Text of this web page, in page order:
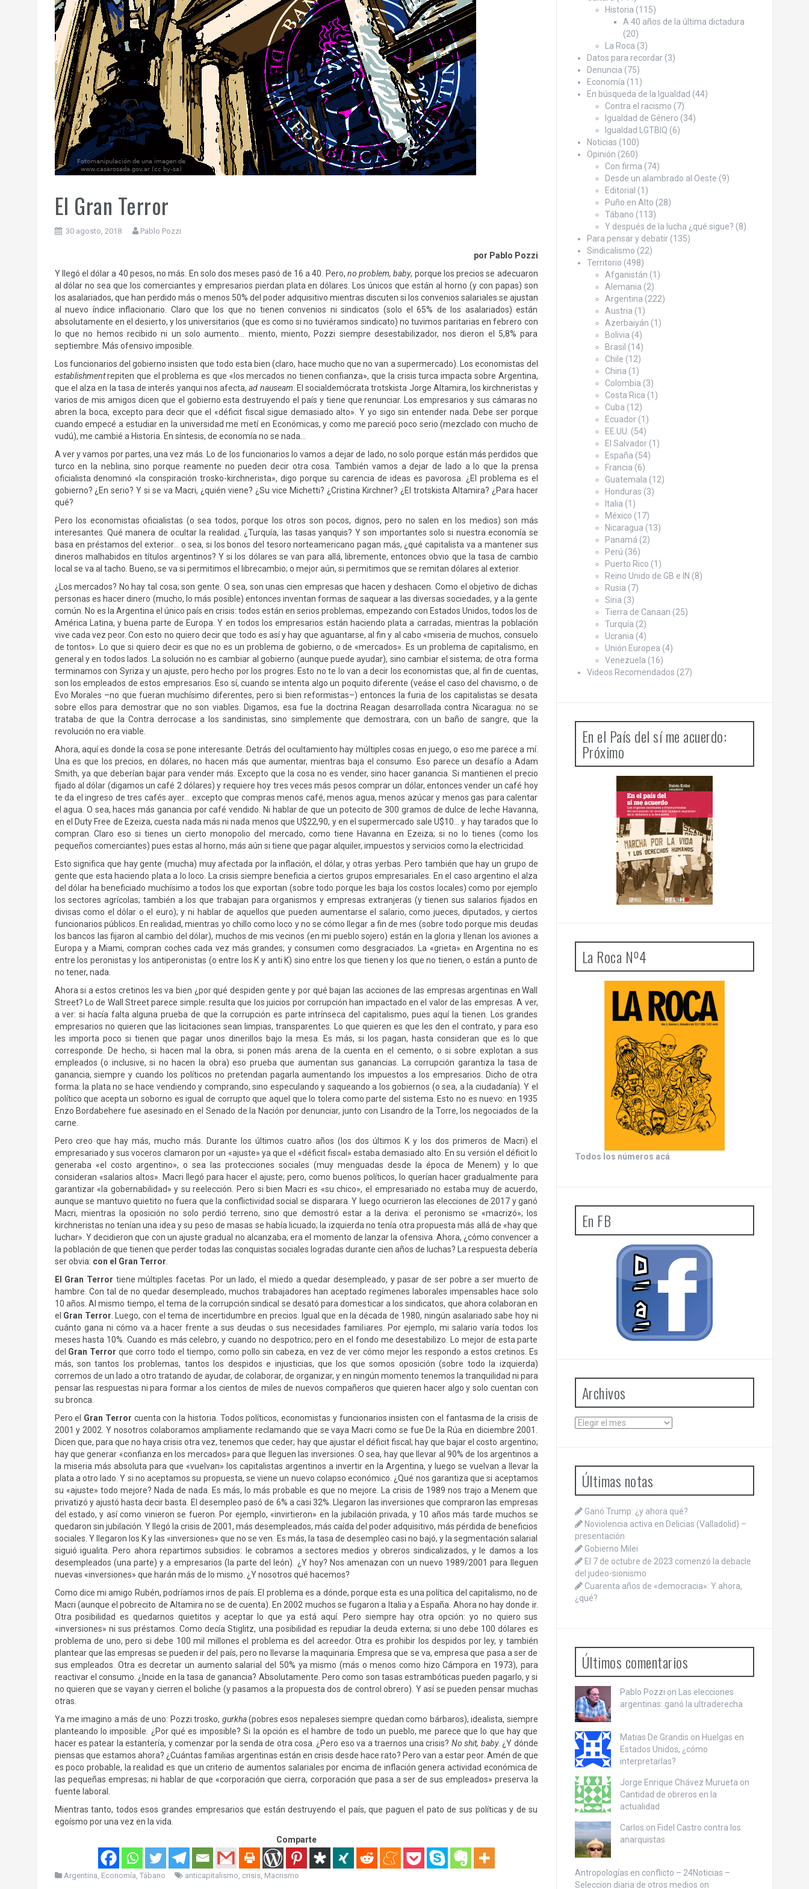
El Gran Terror
30 agosto, 2018 Pablo Pozzi
por Pablo Pozzi
Y llegó el dólar a 40 pesos, no más. En solo dos meses pasó de 16 a 40. Pero, no problem, baby, porque los precios se adecuaron
al dólar no sea que los comerciantes y empresarios pierdan plata en dólares. Los únicos que están al horno (y con papas) son
los asalariados, que han perdido más o menos 50% del poder adquisitivo mientras discuten si los convenios salariales se ajustan
al nuevo índice inflacionario. Claro que los que no tienen convenios ni sindicatos (solo el 65% de los asalariados) están
absolutamente en el desierto, y los universitarios (que es como si no tuviéramos sindicato) no tuvimos paritarias en febrero con
lo que no hemos recibido ni un solo aumento… miento, miento, Pozzi siempre desestabilizador, nos dieron el 5,8% para
septiembre. Más ofensivo imposible.
Los funcionarios del gobierno insisten que todo esta bien (claro, hace mucho que no van a supermercado). Los economistas del
establishmentrepiten que el problema es que «los mercados no tienen confianza», que la crisis turca impacta sobre Argentina,
que el alza en la tasa de interés yanqui nos afecta,ad nauseam . El socialdemócrata trotskista Jorge Altamira, los kirchneristas y
varios de mis amigos dicen que el gobierno esta destruyendo el país y tiene que renunciar. Los empresarios y sus cámaras no
abren la boca, excepto para decir que el «déficit fiscal sigue demasiado alto». Y yo sigo sin entender nada. Debe ser porque
cuando empecé a estudiar en la universidad me metí en Económicas, y como me pareció poco serio (mezclado con mucho de
vudú), me cambié a Historia. En síntesis, de economía no se nada…
A ver y vamos por partes, una vez más. Lo de los funcionarios lo vamos a dejar de lado, no solo porque están más perdidos que
turco en la neblina, sino porque reamente no pueden decir otra cosa. También vamos a dejar de lado a lo que la prensa
oficialista denominó «la conspiración trosko-kirchnerista», digo porque su carencia de ideas es pavorosa. ¿El problema es el
gobierno? ¿En serio? Y si se va Macri, ¿quién viene? ¿Su vice Michetti? ¿Cristina Kirchner? ¿El trotskista Altamira? ¿Para hacer
qué?
Pero los economistas oficialistas (o sea todos, porque los otros son pocos, dignos, pero no salen en los medios) son más
interesantes. Qué manera de ocultar la realidad. ¿Turquía, las tasas yanquis? Y son importantes solo si nuestra economía se
basa en préstamos del exterior… o sea, si los bonos del tesoro norteamericano pagan más, ¿qué capitalista va a mantener sus
dineros malhabidos en títulos argentinos? Y si los dólares se van para allá, libremente, entonces obvio que la tasa de cambio
local se va al tacho. Bueno, se va si permitimos el librecambio; o mejor aún, si permitimos que se remitan dólares al exterior.
¿Los mercados? No hay tal cosa; son gente. O sea, son unas cien empresas que hacen y deshacen. Como el objetivo de dichas
personas es hacer dinero (mucho, lo más posible) entonces inventan formas de saquear a las diversas sociedades, y a la gente
común. No es la Argentina el único país en crisis: todos están en serios problemas, empezando con Estados Unidos, todos los de
América Latina, y buena parte de Europa. Y en todos los empresarios están haciendo plata a carradas, mientras la población
vive cada vez peor. Con esto no quiero decir que todo es así y hay que aguantarse, al fin y al cabo «miseria de muchos, consuelo
de tontos». Lo que si quiero decir es que no es un problema de gobierno, o de «mercados». Es un problema de capitalismo, en
general y en todos lados. La solución no es cambiar al gobierno (aunque puede ayudar), sino cambiar el sistema; de otra forma
terminamos con Syriza y un ajuste, pero hecho por los progres. Esto no te lo van a decir los economistas que, al fin de cuentas,
son los empleados de estos empresarios. Eso sí, cuando se intenta algo un poquito diferente (veáse el caso del chavismo, o de
Evo Morales –no que fueran muchísimo diferentes, pero si bien reformistas–) entonces la furia de los capitalistas se desata
sobre ellos para demostrar que no son viables. Digamos, esa fue la doctrina Reagan desarrollada contra Nicaragua: no se
trataba de que la Contra derrocase a los sandinistas, sino simplemente que demostrara, con un baño de sangre, que la
revolución no era viable.
Ahora, aquí es donde la cosa se pone interesante. Detrás del ocultamiento hay múltiples cosas en juego, o eso me parece a mí.
Una es que los precios, en dólares, no hacen más que aumentar, mientras baja el consumo. Eso parece un desafío a Adam
Smith, ya que deberían bajar para vender más. Excepto que la cosa no es vender, sino hacer ganancia. Si mantienen el precio
fijado al dólar (digamos un café 2 dólares) y requiere hoy tres veces más pesos comprar un dólar, entonces vender un café hoy
te da el ingreso de tres cafés ayer… excepto que compras menos café, menos agua, menos azúcar y menos gas para calentar
el agua. O sea, haces más ganancia por café vendido. Ni hablar de que un potecito de 300 gramos de dulce de leche Havanna,
en el Duty Free de Ezeiza, cuesta nada más ni nada menos que U$22,90, y en el supermercado sale U$10… y hay tarados que lo
compran. Claro eso si tienes un cierto monopolio del mercado, como tiene Havanna en Ezeiza; si no lo tienes (como los
pequeños comerciantes) pues estas al horno, más aún si tiene que pagar alquiler, impuestos y servicios como la electricidad.
Esto significa que hay gente (mucha) muy afectada por la inflación, el dólar, y otras yerbas. Pero también que hay un grupo de
gente que esta haciendo plata a lo loco. La crisis siempre beneficia a ciertos grupos empresariales. En el caso argentino el alza
del dólar ha beneficiado muchísimo a todos los que exportan (sobre todo porque les baja los costos locales) como por ejemplo
los sectores agrícolas; también a los que trabajan para organismos y empresas extranjeras (y tienen sus salarios fijados en
divisas como el dólar o el euro); y ni hablar de aquellos que pueden aumentarse el salario, como jueces, diputados, y ciertos
funcionarios públicos. En realidad, mientras yo chillo como loco y no se cómo llegar a fin de mes (sobre todo porque mis deudas
los bancos las fijaron al cambio del dólar), muchos de mis vecinos (en mi pueblo sojero) están en la gloria y llenan los aviones a
Europa y a Miami, compran coches cada vez más grandes; y consumen como desgraciados. La «grieta» en Argentina no es
entre los peronistas y los antiperonistas (o entre los K y anti K) sino entre los que tienen y los que no tienen, o están a punto de
no tener, nada.
Ahora si a estos cretinos les va bien ¿por qué despiden gente y por qué bajan las acciones de las empresas argentinas en Wall
Street? Lo de Wall Street parece simple: resulta que los juicios por corrupción han impactado en el valor de las empresas. A ver,
a ver: si hacía falta alguna prueba de que la corrupción es parte intrínseca del capitalismo, pues aquí la tienen. Los grandes
empresarios no quieren que las licitaciones sean limpias, transparentes. Lo que quieren es que les den el contrato, y para eso
les importa poco si tienen que pagar unos dinerillos bajo la mesa. Es más, si los pagan, hasta consideran que es lo que
corresponde. De hecho, si hacen mal la obra, si ponen más arena de la cuenta en el cemento, o si sobre explotan a sus
empleados (o inclusive, si no hacen la obra) eso prueba que aumentan sus ganancias. La corrupción garantiza la tasa de
ganancia, siempre y cuando los políticos no pretendan pagarla aumentando los impuestos a los empresarios. Dicho de otra
forma: la plata no se hace vendiendo y comprando, sino especulando y saqueando a los gobiernos (o sea, a la ciudadanía). Y el
político que acepta un soborno es igual de corrupto que aquel que lo tolera como parte del sistema. Esto no es nuevo: en 1935
Enzo Bordabehere fue asesinado en el Senado de la Nación por denunciar, junto con Lisandro de la Torre, los negociados de la
carne.
Pero creo que hay más, mucho más. Durante los últimos cuatro años (los dos últimos K y los dos primeros de Macri) el
empresariado y sus voceros clamaron por un «ajuste» ya que el «déficit fiscal» estaba demasiado alto. En su versión el déficit lo
generaba «el costo argentino», o sea las protecciones sociales (muy menguadas desde la época de Menem) y lo que
consideran «salarios altos». Macri llegó para hacer el ajuste; pero, como buenos políticos, lo querían hacer gradualmente para
garantizar «la gobernabilidad» y su reelección. Pero si bien Macri es «su chico», el empresariado no estaba muy de acuerdo,
aunque se mantuvo quietito no fuera que la conflictividad social se disparara. Y luego ocurrieron las elecciones de 2017 y ganó
Macri, mientras la oposición no solo perdió terreno, sino que demostró estar a la deriva: el peronismo se «macrizó»; los
kirchneristas no tenían una idea y su peso de masas se había licuado; la izquierda no tenía otra propuesta más allá de «hay que
luchar». Y decidieron que con un ajuste gradual no alcanzaba; era el momento de lanzar la ofensiva. Ahora, ¿cómo convencer a
la población de que tienen que perder todas las conquistas sociales logradas durante cien años de luchas? La respuesta debería
ser obvia: con el Gran Terror
El Gran Terror tiene múltiples facetas. Por un lado, el miedo a quedar desempleado, y pasar de ser pobre a ser muerto de
hambre. Con tal de no quedar desempleado, muchos trabajadores han aceptado regímenes laborales impensables hace solo
10 años. Al mismo tiempo, el tema de la corrupción sindical se desató para domesticar a los sindicatos, que ahora colaboran en
el Gran Terror . Luego, con el tema de incertidumbre en precios. Igual que en la década de 1980, ningún asalariado sabe hoy ni
cuánto gana ni cómo va a hacer frente a sus deudas o sus necesidades familiares. Por ejemplo, mi salario varía todos los
meses hasta 10%. Cuando es más celebro, y cuando no despotrico; pero en el fondo me desestabilizo. Lo mejor de esta parte
del Gran Terror que corro todo el tiempo, como pollo sin cabeza, en vez de ver cómo mejor les respondo a estos cretinos. Es
más, son tantos los problemas, tantos los despidos e injusticias, que los que somos oposición (sobre todo la izquierda)
corremos de un lado a otro tratando de ayudar, de colaborar, de organizar, y en ningún momento tenemos la tranquilidad ni para
pensar las respuestas ni para formar a los cientos de miles de nuevos compañeros que quieren hacer algo y solo cuentan con
su bronca.
Pero el Gran Terror cuenta con la historia. Todos políticos, economistas y funcionarios insisten con el fantasma de la crisis de
2001 y 2002. Y nosotros colaboramos ampliamente reclamando que se vaya Macri como se fue De la Rúa en diciembre 2001.
Dicen que, para que no haya crisis otra vez, tenemos que ceder; hay que ajustar el déficit fiscal; hay que bajar el costo argentino;
hay que generar «confianza en los mercados» para que lleguen las inversiones. O sea, hay que llevar al 90% de los argentinos a
la miseria más absoluta para que «vuelvan» los capitalistas argentinos a invertir en la Argentina, y luego se vuelvan a llevar la
plata a otro lado. Y si no aceptamos su propuesta, se viene un nuevo colapso económico. ¿Qué nos garantiza que si aceptamos
su «ajuste» todo mejore? Nada de nada. Es más, lo más probable es que no mejore. La crisis de 1989 nos trajo a Menem que
privatizó y ajustó hasta decir basta. El desempleo pasó de 6% a casi 32%. Llegaron las inversiones que compraron las empresas
del estado, y así como vinieron se fueron. Por ejemplo, «invirtieron» en la jubilación privada, y 10 años más tarde muchos se
quedaron sin jubilación. Y llegó la crisis de 2001, más desempleados, más caída del poder adquisitivo, más pérdida de beneficios
sociales. Y llegaron los K y las «inversiones» que no se ven. Es más, la tasa de desempleo casi no bajó, y la segmentación salarial
siguió igualita. Pero ahora repartimos subsidios: le cobramos a sectores medios y obreros sindicalizados, y le damos a los
desempleados (una parte) y a empresarios (la parte del león). ¿Y hoy? Nos amenazan con un nuevo 1989/2001 para lleguen
nuevas «inversiones» que harán más de lo mismo. ¿Y nosotros qué hacemos?
Como dice mi amigo Rubén, podríamos irnos de país. El problema es a dónde, porque esta es una política del capitalismo, no de
Macri (aunque el pobrecito de Altamira no se de cuenta). En 2002 muchos se fugaron a Italia y a España. Ahora no hay donde ir.
Otra posibilidad es quedarnos quietitos y aceptar lo que ya está aquí. Pero siempre hay otra opción: yo no quiero sus
«inversiones» ni sus préstamos. Como decía Stiglitz, una posibilidad es repudiar la deuda externa; si uno debe 100 dólares es
problema de uno, pero si debe 100 mil millones el problema es del acreedor. Otra es prohibir los despidos por ley, y también
plantear que las empresas se pueden ir del país, pero no llevarse la maquinaria. Empresa que se va, empresa que pasa a ser de
sus empleados. Otra es decretar un aumento salarial del 50% ya mismo (más o menos como hizo Cámpora en 1973), para
reactivar el consumo. ¿Incide en la tasa de ganancia? Absolutamente. Pero como son tasas estrambóticas pueden pagarlo, y si
no quieren que se vayan y cierren el boliche (y pasamos a la propuesta dos de control obrero). Y así se pueden pensar muchas
otras.
Ya me imagino a más de uno: Pozzi trosko, gurkha(pobres esos nepaleses siempre quedan como bárbaros), idealista, siempre
planteando lo imposible. ¿Por qué es imposible? Si la opción es el hambre de todo un pueblo, me parece que lo que hay que
hacer es patear la estantería, y comenzar por la senda de otra cosa. ¿Pero eso va a traernos una crisis? No shit, baby. ¿Y dónde
piensas que estamos ahora? ¿Cuántas familias argentinas están en crisis desde hace rato? Pero van a estar peor. Amén de que
es poco probable, la realidad es que un criterio de aumentos salariales por encima de inflación genera actividad económica de
las pequeñas empresas; ni hablar de que «corporación que cierra, corporación que pasa a ser de sus empleados» preserva la
fuente laboral.
Mientras tanto, todos esos grandes empresarios que están destruyendo el país, que paguen el pato de sus políticas y de su
egoísmo por una vez en la vida.
Comparte
Argentina, Economía, Tábano anticapitalismo, crisis, Macrismo
Historia (115)
A 40 años de la última dictadura
(20)
La Roca (3)
Datos para recordar(3)
Denuncia (75)
Economía (11)
En búsqueda de la Igualdad (44)
Contra el racismo (7)
Igualdad de Género (34)
Igualdad LGTBIQ (6)
Noticias (100)
Opinión (260)
Con firma (74)
Desde un alambrado al Oeste (9)
Editorial (1)
Puño en Alto (28)
Tábano (113)
Y después de la lucha ¿qué sigue? (8)
Para pensar y debatir(135)
Sindicalismo (22)
Territorio (498)
Afganistán (1)
Alemania (2)
Argentina (222)
Austria (1)
Azerbaiyán (1)
Bolivia (4)
Brasil (14)
Chile (12)
China (1)
Colombia (3)
Costa Rica (1)
Cuba (12)
Ecuador(1)
EE.UU. (54)
El Salvador(1)
España (54)
Francia (6)
Guatemala (12)
Honduras (3)
Italia (1)
México (17)
Nicaragua (13)
Panamá (2)
Perú (36)
Puerto Rico (1)
Reino Unido de GB e IN (8)
Rusia (7)
Siria (3)
Tierra de Canaan (25)
Turquía (2)
Ucrania (4)
Unión Europea (4)
Venezuela (16)
Videos Recomendados (27)
En el País del sí me acuerdo:
Próximo
La Roca Nº4
Todos los números acá.
En FB
Archivos
Archivos
Últimas notas
Ganó Trump: ¿y ahora qué?
Noviolencia activa en Delicias (Valladolid) –
presentación
Gobierno Milei
El 7 de octubre de 2023 comenzó la debacle
del judeo-sionismo
Cuarenta años de «democracia»: Y ahora,
¿qué?
Últimos comentarios
Pablo Pozzi on Las elecciones
argentinas: ganó la ultraderecha
Matias De Grandis on Huelgas en
Estados Unidos, ¿cómo
interpretarlas?
Jorge Enrique Chávez Murueta on
Cantidad de obreros en la
actualidad
Carlos on Fidel Castro contra los
anarquistas
Antropologías en conflicto – 24Noticias –
Seleccion diaria de otros medios on